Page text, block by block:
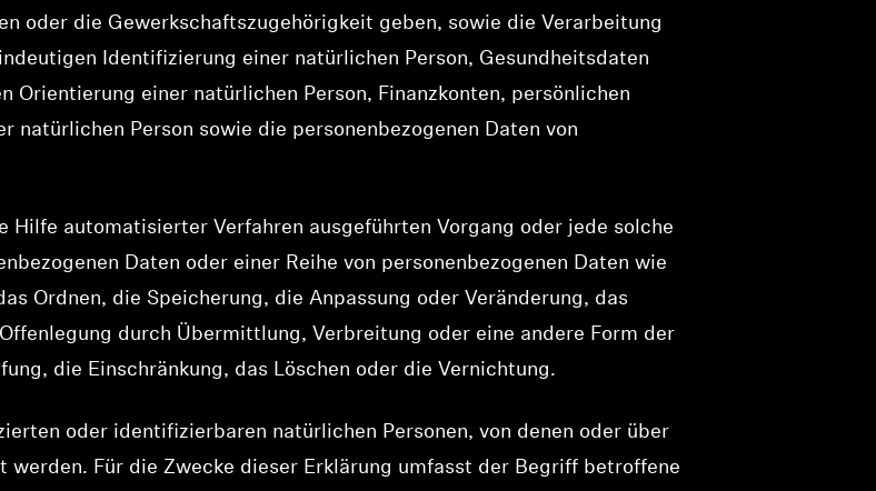
oder die Gewerkschaftszugehörigkeit geben, sowie die Verarbeitung
Identifizierung einer natürlichen Person, Gesundheitsdaten
Orientierung einer natürlichen Person, Finanzkonten, persönlichen
natürlichen Person sowie die personenbezogenen Daten von
Hilfe automatisierter Verfahren ausgeführten Vorgang oder jede solche
Daten oder einer Reihe von personenbezogenen Daten wie
Ordnen, die Speicherung, die Anpassung oder Veränderung, das
durch Übermittlung, Verbreitung oder eine andere Form der
die Einschränkung, das Löschen oder die Vernichtung.
oder identifizierbaren natürlichen Personen, von denen oder über
Für die Zwecke dieser Erklärung umfasst der Begriff betroffene